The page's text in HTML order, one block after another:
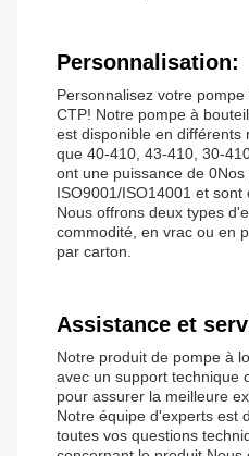
Personnalisation:
Personnalisez votre
CTP! Notre pompe à
est disponible en différents
que 40-410, 43-410, 30-
ont une puissance de
ISO9001/ISO14001 et sont
Nous offrons deux types
commodité, en vrac ou en
par carton.
Assistance et
Notre produit de pompe à
avec un support technique
pour assurer la meilleure
Notre équipe d'experts est
toutes vos questions